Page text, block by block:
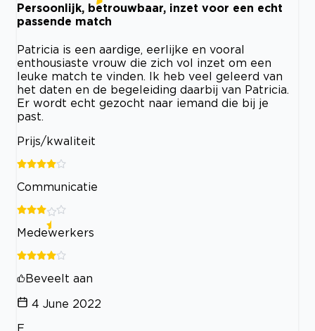
Persoonlijk, betrouwbaar, inzet voor een echt
passende match
Patricia is een aardige, eerlijke en vooral
enthousiaste vrouw die zich vol inzet om een
leuke match te vinden. Ik heb veel geleerd van
het daten en de begeleiding daarbij van Patricia.
Er wordt echt gezocht naar iemand die bij je
past.
Prijs/kwaliteit
Communicatie
Medewerkers
Beveelt aan
4 June 2022
E.